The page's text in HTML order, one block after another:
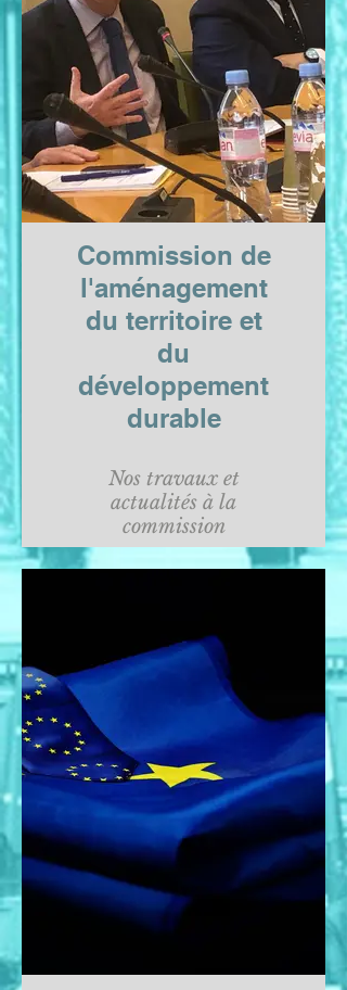
Commission de
l'aménagement
du territoire et
du
développement
durable
Nos travaux et
actualités à la
commission